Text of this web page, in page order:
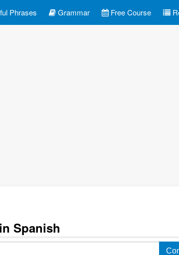
Phrases Grammar Free Course
Spanish